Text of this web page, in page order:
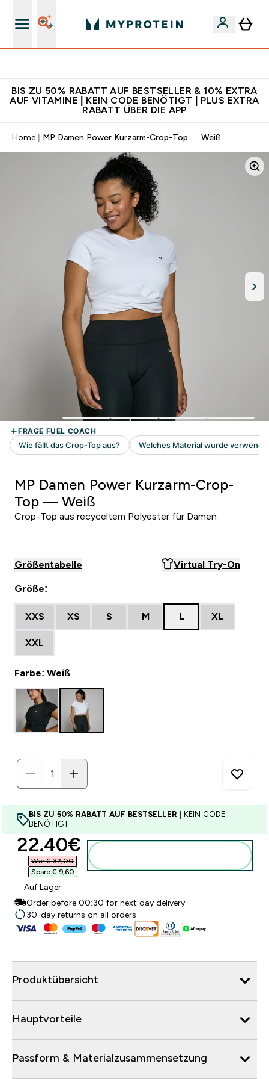
BIS ZU 50% RABATT AUF BESTSELLER & 10% EXTRA
AUF VITAMINE | KEIN CODE BENÖTIGT | PLUS EXTRA
RABATT ÜBER DIE APP
Home MP Damen Power Kurzarm-Crop-Top — Weiß
MP Damen Power Kurzarm-Crop-
Top — Weiß
Crop-Top aus recyceltem Polyester für Damen
Größentabelle Virtual Try-On
Größe:
XXS XS S M L XL
XXL
Farbe: Weiß
BIS ZU 50% RABATT AUF BESTSELLER | KEIN CODE
BENÖTIGT
discounted price
22.40€‎
War € 32,00‎
Spare € 9,60‎
Auf Lager
Order before 00:30 for next day delivery
30-day returns on all orders
Produktübersicht
Hauptvorteile
Passform & Materialzusammensetzung